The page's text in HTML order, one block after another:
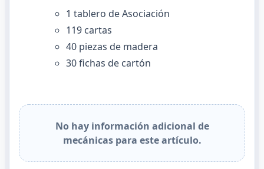
1 tablero de Asociación
119 cartas
40 piezas de madera
30 fichas de cartón
No hay información adicional de
mecánicas para este artículo.